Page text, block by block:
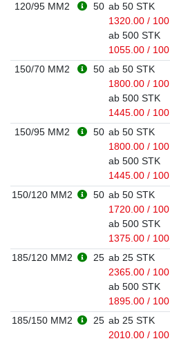
120/95 MM2
50 ab 50 STK
1320.00 / 100
ab 500 STK
1055.00 / 100
150/70 MM2
50 ab 50 STK
1800.00 / 100
ab 500 STK
1445.00 / 100
150/95 MM2
50 ab 50 STK
1800.00 / 100
ab 500 STK
1445.00 / 100
150/120 MM2
50 ab 50 STK
1720.00 / 100
ab 500 STK
1375.00 / 100
185/120 MM2
25 ab 25 STK
2365.00 / 100
ab 500 STK
1895.00 / 100
185/150 MM2
25 ab 25 STK
2010.00 / 100